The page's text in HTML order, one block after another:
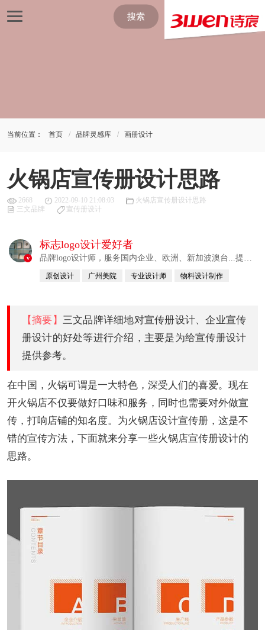
搜索
当前位置： 首页 品牌灵感库 画册设计
火锅店宣传册设计思路
2668 2022-09-10 21:08:03
火锅店宣传册设计思路
三文品牌
宣传册设计
v
标志logo设计爱好者
品牌logo设计师，服务国内企业、欧洲、新加波澳台...提供
原创设计 广州美院 专业设计师 物料设计制作
【摘要】 三文品牌详细地对宣传册设计、企业宣传
册设计的好处等进行介绍，主要是为给宣传册设计
提供参考。
在中国，火锅可谓是一大特色，深受人们的喜爱。现在
开火锅店不仅要做好口味和服务，同时也需要对外做宣
传，打响店铺的知名度。为火锅店设计宣传册，这是不
错的宣传方法，下面就来分享一些火锅店宣传册设计的
思路。